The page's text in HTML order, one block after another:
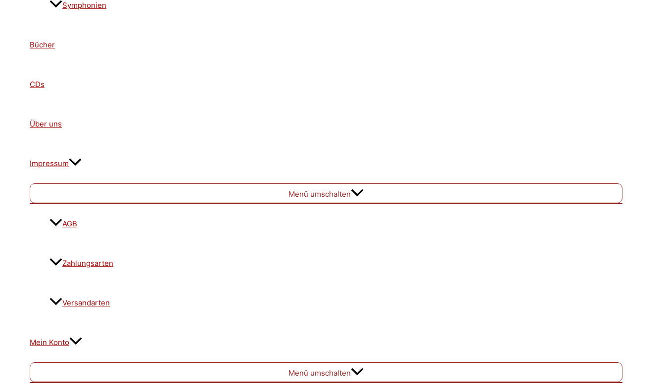
Symphonien
Bücher
CDs
Über uns
Impressum
Menü umschalten
AGB
Zahlungsarten
Versandarten
Mein Konto
Menü umschalten